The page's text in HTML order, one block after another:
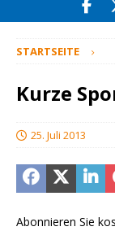
STARTSEITE
Kurze
25. Juli 2013
Abonnieren Sie